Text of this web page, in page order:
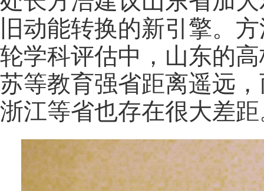
旧动能转换的新引擎。
轮学科评估中，山东的
苏等教育强省距离遥远
浙江等省也存在很大差距